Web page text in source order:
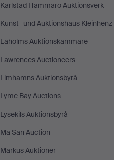
Karlstad Hammarö Auktionsverk
Kunst- und Auktionshaus Kleinhenz
Laholms Auktionskammare
Lawrences Auctioneers
Limhamns Auktionsbyrå
Lyme Bay Auctions
Lysekils Auktionsbyrå
Ma San Auction
Markus Auktioner